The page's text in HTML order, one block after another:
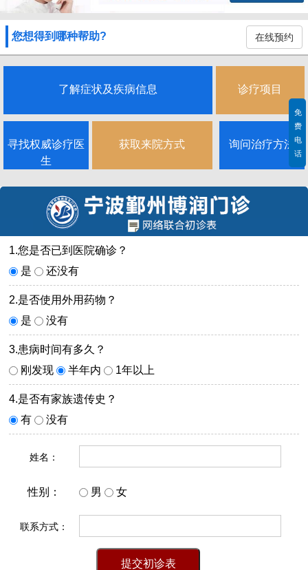
您想得到哪种帮助? 在线预约
了解症状及疾病信息 诊疗项目
寻找权威诊疗医
生
获取来院方式 询问治疗方法
1.您是否已到医院确诊？
是
还没有
2.是否使用外用药物？
是
没有
3.患病时间有多久？
刚发现
半年内 1年以上
4.是否有家族遗传史？
有
没有
姓名：
性别： 男 女
联系方式：
免
费
电
话